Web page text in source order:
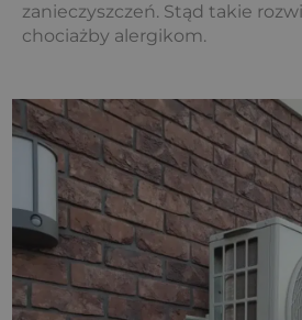
zanieczyszczeń. Stąd takie
chociażby alergikom.